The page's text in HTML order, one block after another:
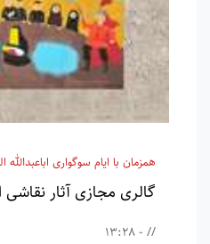
همزمان با ایام سوگواری
گالری مجازی آثار نقاشی
// - 13:28